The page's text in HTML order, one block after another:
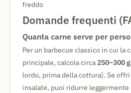
freddo
Domande frequenti
Quanta carne serve per
Per un barbecue classico in cui la
principale, calcola circa 250–300
lordo, prima della cottura). Se
insalate, puoi ridurre